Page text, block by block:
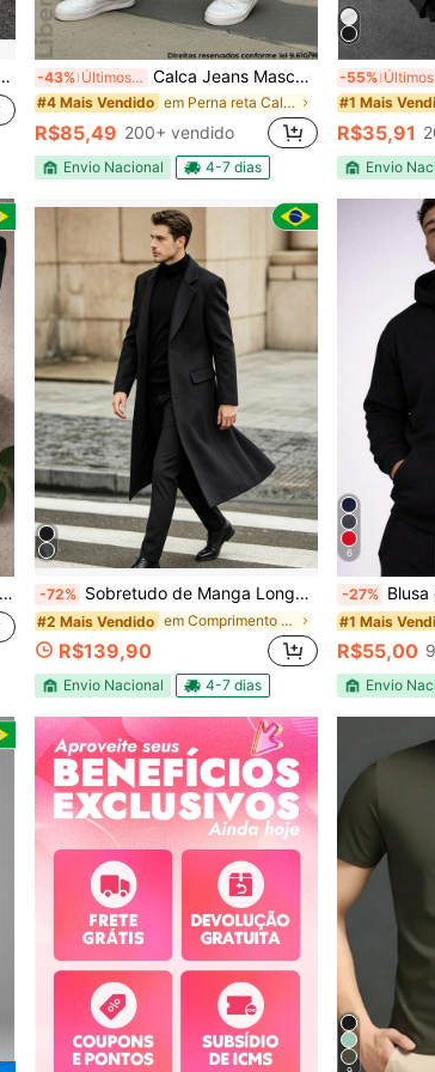
-43% Últimos 2 dias Calca Jeans Masculina Balão Baggy Skatista Boca Larga Estonada Streetwear
#4 Mais Vendido em Perna reta Calça Jeans Masculina
R$85,49 200+ vendido
Envio Nacional 4-7 dias
-55%
#1 Mais
R$35,91
Envio
-72% Sobretudo de Manga Longa com Bolso e Botões na Frente, Cor Sólida, Roupas de Outono e Inverno, Cerimônia de Inverno
#2 Mais Vendido em Comprimento do joelho Sobretudos masculinos
R$139,90
Envio Nacional 4-7 dias
6
-27% Blusa de Frio
#1 Mais
R$55,00
Envio